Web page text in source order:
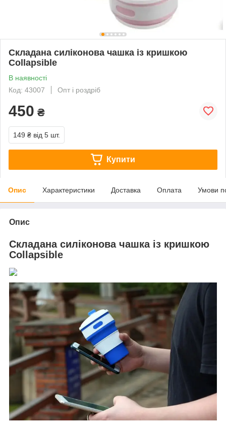
Складана силіконова чашка із кришкою
Collapsible
В наявності
Код: 43007
Опт і роздріб
450 ₴
149 ₴ від 5 шт.
Купити
Опис Характеристики Доставка Оплата Умови
Опис
Складана силіконова чашка із кришкою
Collapsible